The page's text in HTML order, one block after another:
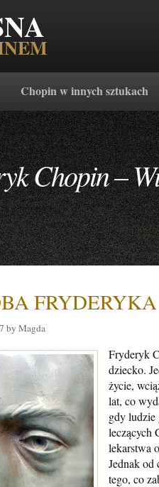
Chopin w innych sztukach
Chopin –
by Magda
Fryderyk
dziecko.
życie,
lat, co
gdy ludzie
leczących
lekarstwa
Jednak od
tego, co